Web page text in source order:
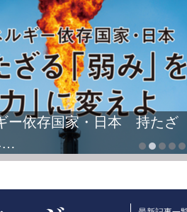
ルドカップ2026